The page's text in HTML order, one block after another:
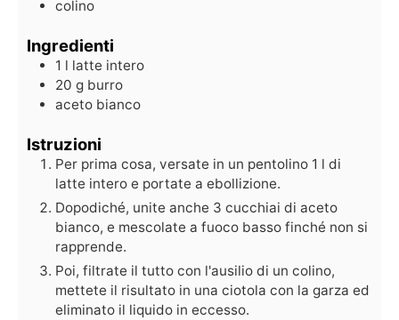
colino
Ingredienti
1 l latte intero
20 g burro
aceto bianco
Istruzioni
Per prima cosa, versate in un pentolino 1 l di
latte intero e portate a ebollizione.
Dopodiché, unite anche 3 cucchiai di aceto
bianco, e mescolate a fuoco basso finché non si
rapprende.
Poi, filtrate il tutto con l'ausilio di un colino,
mettete il risultato in una ciotola con la garza ed
eliminato il liquido in eccesso.